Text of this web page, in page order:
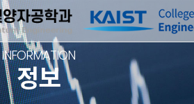
INFORMATION
정보